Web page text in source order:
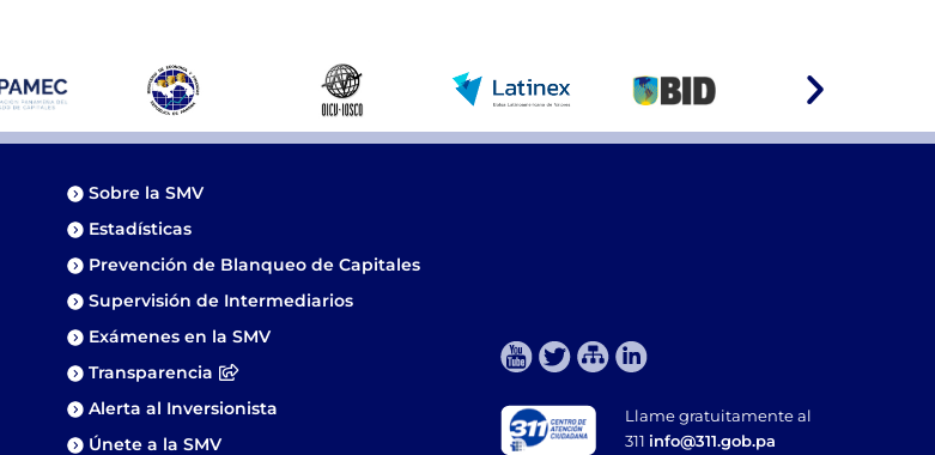
Sobre la SMV
Estadísticas
Prevención de Blanqueo de Capitales
Supervisión de Intermediarios
Exámenes en la SMV
Transparencia
Alerta al Inversionista
Únete a la SMV
Llame gratuitamente al
311 info@311.gob.pa